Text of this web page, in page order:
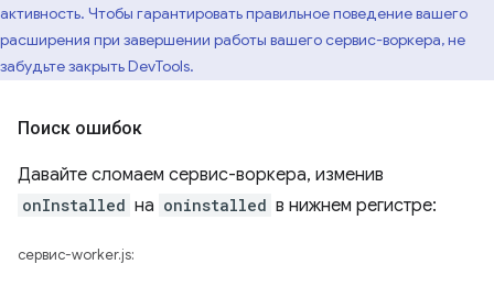
активность. Чтобы гарантировать правильное поведение вашего
расширения при завершении работы вашего сервис-воркера, не
забудьте закрыть DevTools.
Поиск ошибок
Давайте сломаем сервис-воркера, изменив
onInstalled на oninstalled в нижнем регистре:
сервис-worker.js: